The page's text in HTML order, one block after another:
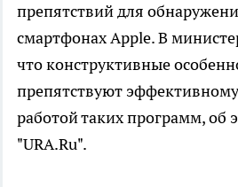
препятствий для
смартфонах Apple. В
что конструктивные
препятствуют
работой таких программ, об
"URA.Ru".